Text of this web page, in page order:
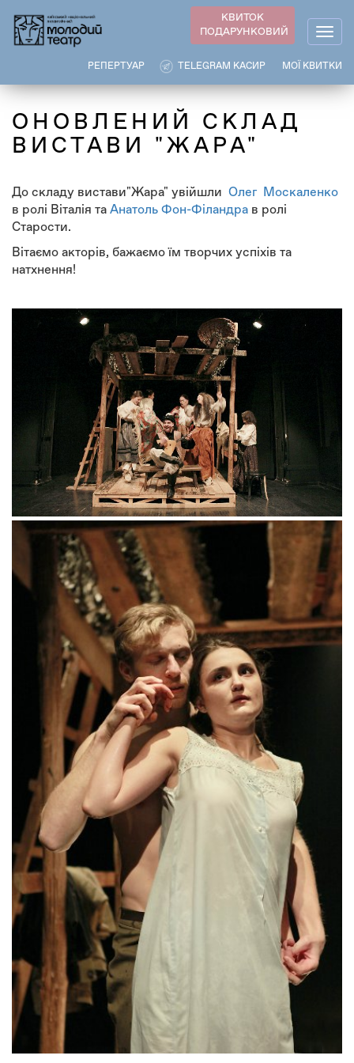
основного
КВИТОК
ПОДАРУНКОВИЙ
МОЇ КВИТКИ
TELEGRAM КАСИР
РЕПЕРТУАР
ОНОВЛЕНИЙ СКЛАД
ВИСТАВИ "ЖАРА"
До складу вистави"Жара" увійшли Олег Москаленко
в ролі Віталія та Анатоль Фон-Філандра в ролі
Старости.
Вітаємо акторів, бажаємо їм творчих успіхів та
натхнення!